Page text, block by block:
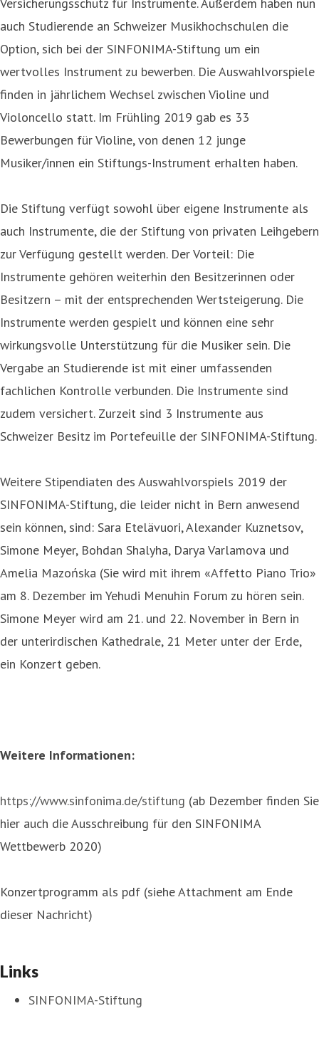
auch Studierende an Schweizer Musikhochschulen die
Option, sich bei der SINFONIMA-Stiftung um ein
wertvolles Instrument zu bewerben. Die Auswahlvorspiele
finden in jährlichem Wechsel zwischen Violine und
Violoncello statt. Im Frühling 2019 gab es 33
Bewerbungen für Violine, von denen 12 junge
Musiker/innen ein Stiftungs-Instrument erhalten haben.
Die Stiftung verfügt sowohl über eigene Instrumente als
auch Instrumente, die der Stiftung von privaten Leihgebern
zur Verfügung gestellt werden. Der Vorteil: Die
Instrumente gehören weiterhin den Besitzerinnen oder
Besitzern – mit der entsprechenden Wertsteigerung. Die
Instrumente werden gespielt und können eine sehr
wirkungsvolle Unterstützung für die Musiker sein. Die
Vergabe an Studierende ist mit einer umfassenden
fachlichen Kontrolle verbunden. Die Instrumente sind
zudem versichert. Zurzeit sind 3 Instrumente aus
Schweizer Besitz im Portefeuille der SINFONIMA-Stiftung.
Weitere Stipendiaten des Auswahlvorspiels 2019 der
SINFONIMA-Stiftung, die leider nicht in Bern anwesend
sein können, sind: Sara Etelävuori, Alexander Kuznetsov,
Simone Meyer, Bohdan Shalyha, Darya Varlamova und
Amelia Mazońska (Sie wird mit ihrem «Affetto Piano Trio»
am 8. Dezember im Yehudi Menuhin Forum zu hören sein.
Simone Meyer wird am 21. und 22. November in Bern in
der unterirdischen Kathedrale, 21 Meter unter der Erde,
ein Konzert geben.
Weitere Informationen:
https://www.sinfonima.de/stiftung (ab Dezember finden Sie
hier auch die Ausschreibung für den SINFONIMA
Wettbewerb 2020)
Konzertprogramm als pdf (siehe Attachment am Ende
dieser Nachricht)
Links
SINFONIMA-Stiftung